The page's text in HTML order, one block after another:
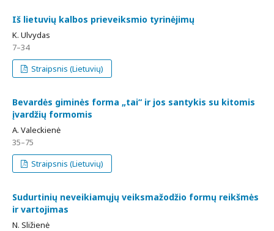
Iš lietuvių kalbos prieveiksmio tyrinėjimų
K. Ulvydas
7–34
Straipsnis (Lietuvių)
Bevardės giminės forma „tai“ ir jos santykis su kitomis
įvardžių formomis
A. Valeckienė
35–75
Straipsnis (Lietuvių)
Sudurtinių neveikiamųjų veiksmažodžio formų reikšmės
ir vartojimas
N. Sližienė